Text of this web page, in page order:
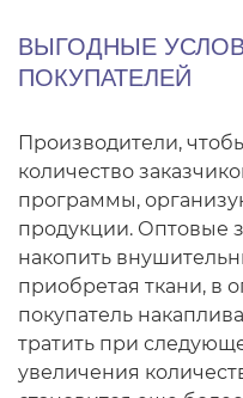
ВЫГОДНЫЕ
ПОКУПАТЕЛЕЙ
Производители,
количество
программы,
продукции. Оптовые
накопить
приобретая ткани, в
покупатель
тратить при
увеличения